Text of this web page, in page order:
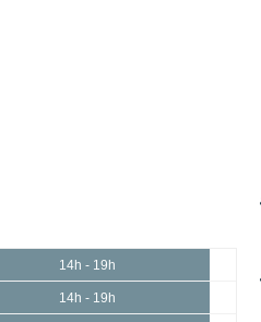
14h - 19h
14h - 19h